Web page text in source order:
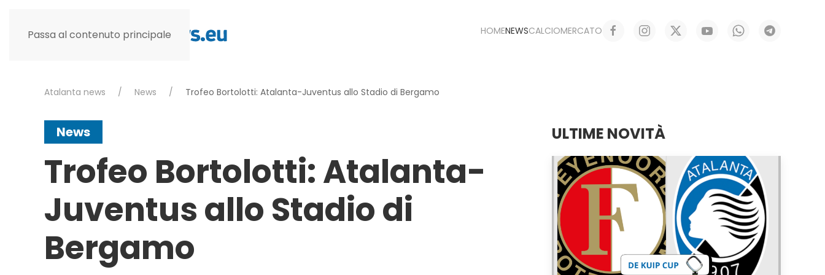
Passa al contenuto principale HOMENEWSCALCIOMERCATO
Atalanta news News Trofeo Bortolotti: Atalanta-Juventus allo Stadio di Bergamo
News
Trofeo Bortolotti: Atalanta-
Juventus allo Stadio di
Bergamo
ULTIME NOVITÀ